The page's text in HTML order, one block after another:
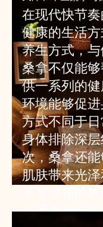
在现代快节
健康的生活
养生方式，与
桑拿不仅能
供一系列的
环境能够促
方式不同于
身体排除深
次，桑拿还
肌肤带来光
生还有助于